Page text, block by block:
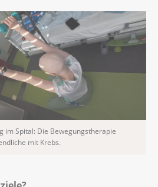
im Spital: Die Bewegungstherapie
mit Krebs.